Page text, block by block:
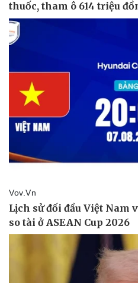
Bóng đá
Thế giới thể thao
eSports